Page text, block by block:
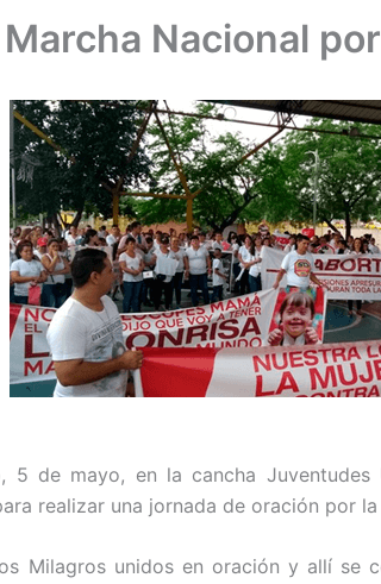
Nacional
de mayo, en la cancha
realizar una jornada de oración por
Milagros unidos en oración y allí